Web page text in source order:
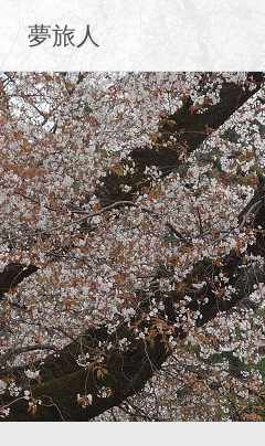
ン
ツ
へ
ス
キ
ッ
プ
夢旅人